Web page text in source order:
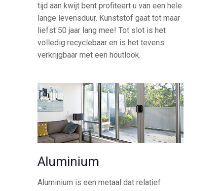
tijd aan kwijt bent profiteert u van een hele
lange levensduur. Kunststof gaat tot maar
liefst 50 jaar lang mee! Tot slot is het
volledig recyclebaar en is het tevens
verkrijgbaar met een houtlook.
Aluminium
Aluminium is een metaal dat relatief